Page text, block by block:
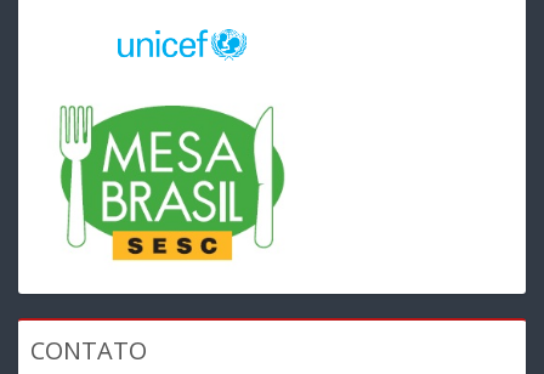
CONTATO